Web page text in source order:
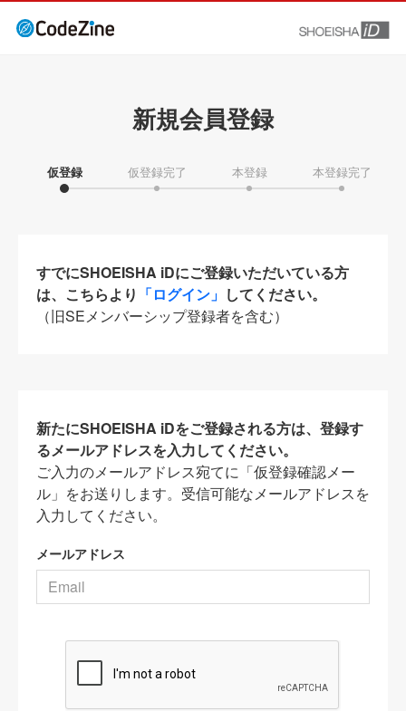
新規会員登録
仮登録 仮登録完了 本登録 本登録完了
すでにSHOEISHA iDにご登録いただいている方
は、こちらより 「ログイン」 してください。
（旧SEメンバーシップ登録者を含む）
新たにSHOEISHA iDをご登録される方は、登録す
るメールアドレスを入力してください。
ご入力のメールアドレス宛てに「仮登録確認メー
ル」をお送りします。受信可能なメールアドレスを
入力してください。
メールアドレス